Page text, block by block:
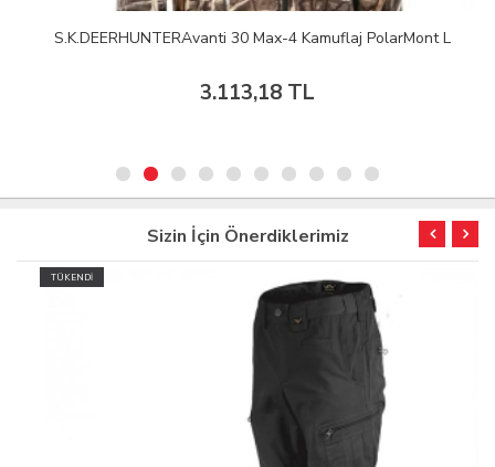
S.K.DEERHUNTERAvanti 30 Max-4 Kamuflaj PolarMont L
3.113,18 TL
Sizin İçin Önerdiklerimiz
TÜKENDİ